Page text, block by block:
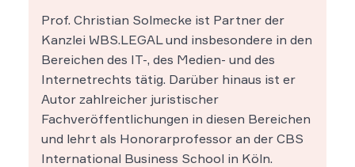
Prof. Christian Solmecke ist Partner der
Kanzlei WBS.LEGAL und insbesondere in den
Bereichen des IT-, des Medien- und des
Internetrechts tätig. Darüber hinaus ist er
Autor zahlreicher juristischer
Fachveröffentlichungen in diesen Bereichen
und lehrt als Honorarprofessor an der CBS
International Business School in Köln.